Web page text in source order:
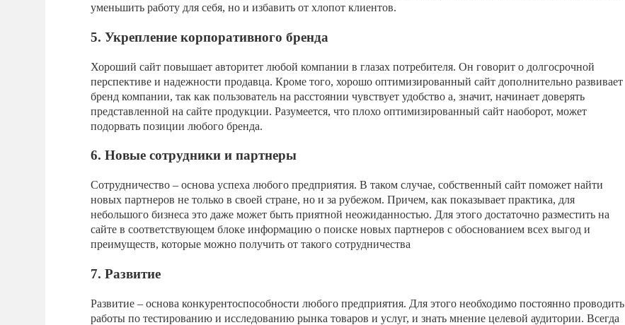
уменьшить работу для себя, но и избавить от хлопот клиентов.
5. Укрепление корпоративного бренда
Хороший сайт повышает авторитет любой компании в глазах потребителя. Он говорит о долгосрочной
перспективе и надежности продавца. Кроме того, хорошо оптимизированный сайт дополнительно развивает
бренд компании, так как пользователь на расстоянии чувствует удобство а, значит, начинает доверять
представленной на сайте продукции. Разумеется, что плохо оптимизированный сайт наоборот, может
подорвать позиции любого бренда.
6. Новые сотрудники и партнеры
Сотрудничество – основа успеха любого предприятия. В таком случае, собственный сайт поможет найти
новых партнеров не только в своей стране, но и за рубежом. Причем, как показывает практика, для
небольшого бизнеса это даже может быть приятной неожиданностью. Для этого достаточно разместить на
сайте в соответствующем блоке информацию о поиске новых партнеров с обоснованием всех выгод и
преимуществ, которые можно получить от такого сотрудничества
7. Развитие
Развитие – основа конкурентоспособности любого предприятия. Для этого необходимо постоянно проводить
работы по тестированию и исследованию рынка товаров и услуг, и знать мнение целевой аудитории. Всегда